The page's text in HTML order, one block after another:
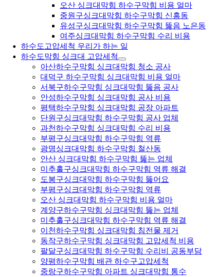
오산 싱크대막힘 하수구막힘 비용 얼마
중원구싱크대막힘 하수구막힘 신흥동
유성구싱크대막힘 하수구막힘 뚫음 노은동
여주싱크대막힘 하수구막힘 수리 비용
하수도고압세척 우리가 하는 일
하수도막힘 싱크대 고압세척
아산하수구막힘 싱크대막힘 청소 공사
대덕구 하수구막힘 싱크대막힘 비용 얼마
서북구하수구막힘 싱크대막힘 뚫음 공사
안성하수구막힘 싱크대막힘 공사 비용
평택하수구막힘 싱크대막힘 공장 아파트
단원구싱크대막힘 하수구막힘 공사 업체
과천하수구막힘 싱크대막힘 수리 비용
부평구싱크대막힘 하수구막힘 역류
광명싱크대막힘 하수구막힘 철산동
안산 싱크대막힘 하수구막힘 뚫는 업체
미추홀구싱크대막힘 하수구막힘 역류 해결
도봉구싱크대막힘 하수구막힘 뚫어요
부평구싱크대막힘 하수구막힘 역류
오산 싱크대막힘 하수구막힘 비용 얼마
계양구하수구막힘 싱크대막힘 뚫는 업체
미추홀구싱크대막힘 하수구막힘 역류 해결
이천하수구막힘 싱크대막힘 침전물 제거
동작구하수구막힘 싱크대막힘 고압세척 비용
팔달구싱크대막힘 하수구막힘 수리비 공동부담
양평하수구막힘 배관 하수구고압세척
중랑구하수구막힘 아파트 싱크대막힘 통수